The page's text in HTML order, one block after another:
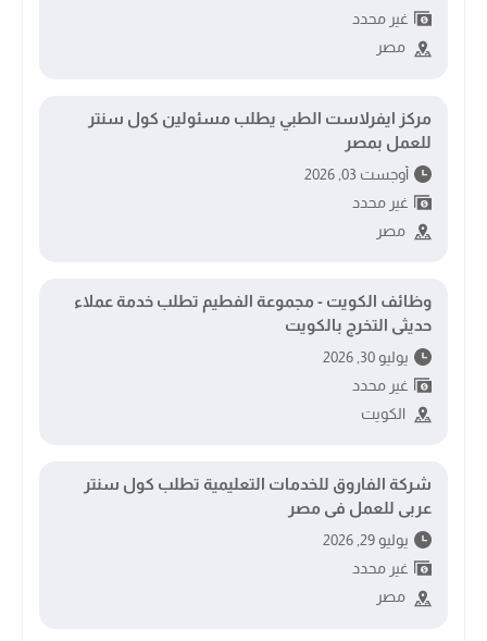
غير محدد
مصر
مركز ايفرلاست الطبي يطلب مسئولين كول سنتر
للعمل بمصر
أوجست 03, 2026
غير محدد
مصر
وظائف الكويت - مجموعة الفطيم تطلب خدمة عملاء
حديثى التخرج بالكويت
يوليو 30, 2026
غير محدد
الكويت
شركة الفاروق للخدمات التعليمية تطلب كول سنتر
عربى للعمل فى مصر
يوليو 29, 2026
غير محدد
مصر